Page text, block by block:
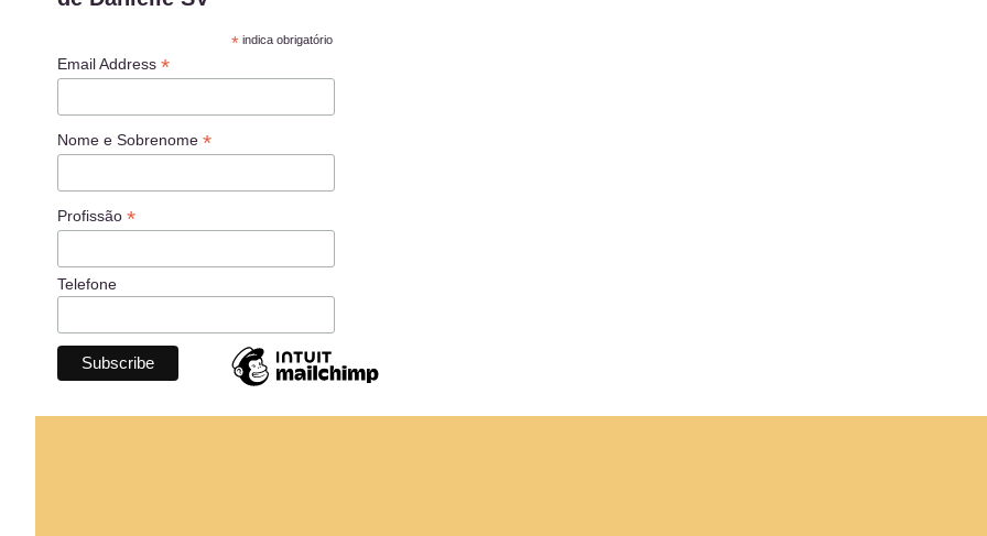
*indica obrigatório
Email Address *
Nome e Sobrenome *
Profissão *
Telefone